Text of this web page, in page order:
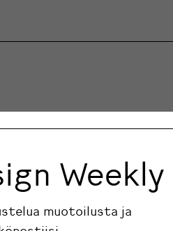
Weekly
muotoilusta ja